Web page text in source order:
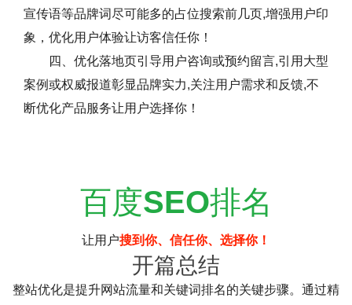
宣传语等品牌词尽可能多的占位搜索前几页,增强用户印
象，优化用户体验让访客信任你！
四、优化落地页引导用户咨询或预约留言,引用大型
案例或权威报道彰显品牌实力,关注用户需求和反馈,不
断优化产品服务让用户选择你！
百度SEO排名
让用户搜到你、信任你、选择你！
开篇总结
整站优化是提升网站流量和关键词排名的关键步骤。通过精